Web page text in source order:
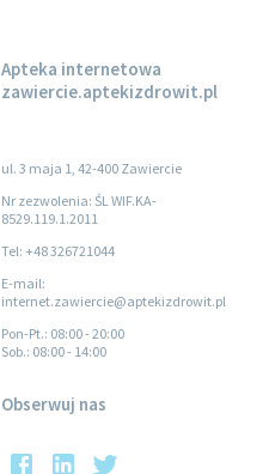
Apteka internetowa
zawiercie.aptekizdrowit.pl
ul. 3 maja 1, 42-400 Zawiercie
Nr zezwolenia: ŚL WIF.KA-
8529.119.1.2011
Tel: +48 326721044
E-mail:
internet.zawiercie@aptekizdrowit.pl
Pon-Pt.: 08:00 - 20:00
Sob.: 08:00 - 14:00
Obserwuj nas